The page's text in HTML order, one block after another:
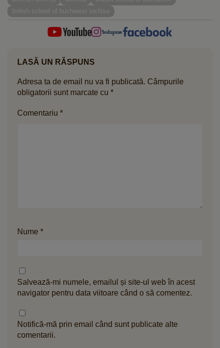
british school of bucharest inchisa
LASĂ UN RĂSPUNS
Adresa ta de email nu va fi publicată. Câmpurile
obligatorii sunt marcate cu *
Comentariu *
Nume *
Salvează-mi numele, emailul și site-ul web în acest
navigator pentru data viitoare când o să comentez.
Notifică-mă prin email când sunt publicate alte
comentarii.